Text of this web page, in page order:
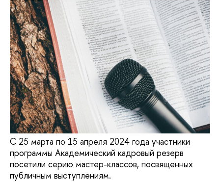
С 25 марта по 15 апреля 2024 года участники
программы Академический кадровый резерв
посетили серию мастер-классов, посвященных
публичным выступлениям.